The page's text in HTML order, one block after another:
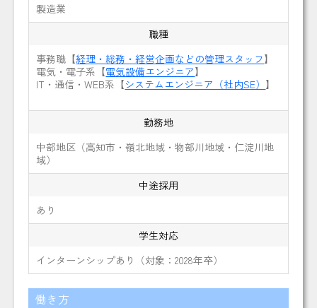
製造業
職種
事務職【経理・総務・経営企画などの管理スタッフ】
電気・電子系【電気設備エンジニア】
IT・通信・WEB系【システムエンジニア（社内SE） 】
勤務地
中部地区（高知市・嶺北地域・物部川地域・仁淀川地
域）
中途採用
あり
学生対応
インターンシップあり（対象：2028年卒）
働き方